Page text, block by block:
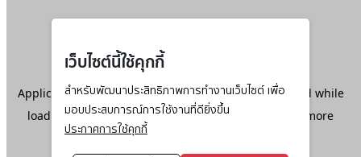
เว็บไซต์นี้ใช้คุกกี้
สำหรับพัฒนาประสิทธิภาพการทำงานเว็บไซต์ เพื่อ
มอบประสบการณ์การใช้งานที่ดียิ่งขึ้น
ประกาศการใช้คุกกี้
Application error: aclient-side exception has occurred while
loadingwww.ktc.co.th(see the browser console
for more
information).